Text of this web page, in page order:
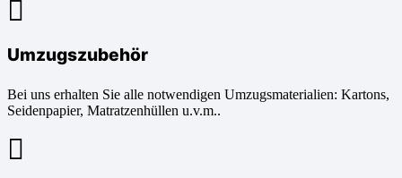
Umzugszubehör
Bei uns erhalten Sie alle notwendigen Umzugsmaterialien: Kartons,
Seidenpapier, Matratzenhüllen u.v.m..